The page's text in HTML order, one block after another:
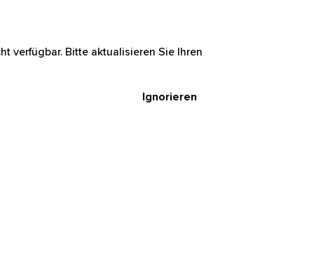
verfügbar. Bitte aktualisieren Sie Ihren
Ignorieren